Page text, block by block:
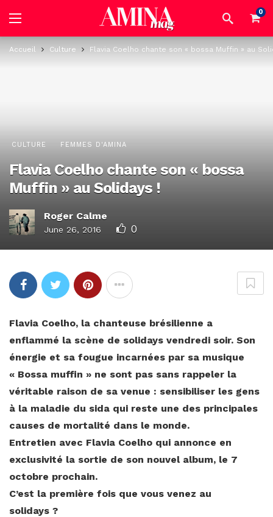
0
Accueil Culture Flavia Coelho chante son « bossa Muffin » au
CULTURE FEMMES D'AMINA
Flavia Coelho chante son « bossa
Muffin » au Solidays !
Roger Calme
June 26, 2016 0
Flavia Coelho, la chanteuse brésilienne a
enflammé la scène de solidays vendredi soir. Son
énergie et sa fougue incarnées par sa musique
« Bossa muffin » ne sont pas sans rappeler la
véritable raison de sa venue : sensibiliser les gens
à la maladie du sida qui reste une des principales
causes de mortalité dans le monde.
Entretien avec Flavia Coelho qui annonce en
exclusivité la sortie de son nouvel album, le 7
octobre prochain.
C’est la première fois que vous venez au
solidays ?